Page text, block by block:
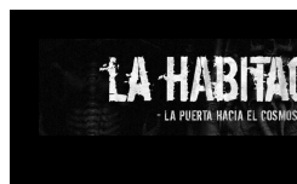
Saltar
Psychedelic, Stoner, Doom,